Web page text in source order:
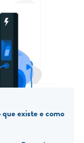
existe e como